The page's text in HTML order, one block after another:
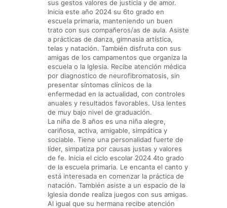
sus gestos valores de justicia y de amor.
Inicia este año 2024 su 6to grado en
escuela primaria, manteniendo un buen
trato con sus compañeros/as de aula. Asiste
a prácticas de danza, gimnasia artística,
telas y natación. También disfruta con sus
amigas de los campamentos que organiza la
escuela o la Iglesia. Recibe atención médica
por diagnostico de neurofibromatosis, sin
presentar síntomas clínicos de la
enfermedad en la actualidad, con controles
anuales y resultados favorables. Usa lentes
de muy bajo nivel de graduación.
La niña de 8 años es una niña alegre,
cariñosa, activa, amigable, simpática y
sociable. Tiene una personalidad fuerte de
líder, simpatiza por causas justas y valores
de fe. Inicia el ciclo escolar 2024 4to grado
de la escuela primaria. Le encanta el canto y
está interesada en comenzar la práctica de
natación. También asiste a un espacio de la
Iglesia donde realiza juegos con sus amigas.
Al igual que su hermana recibe atención